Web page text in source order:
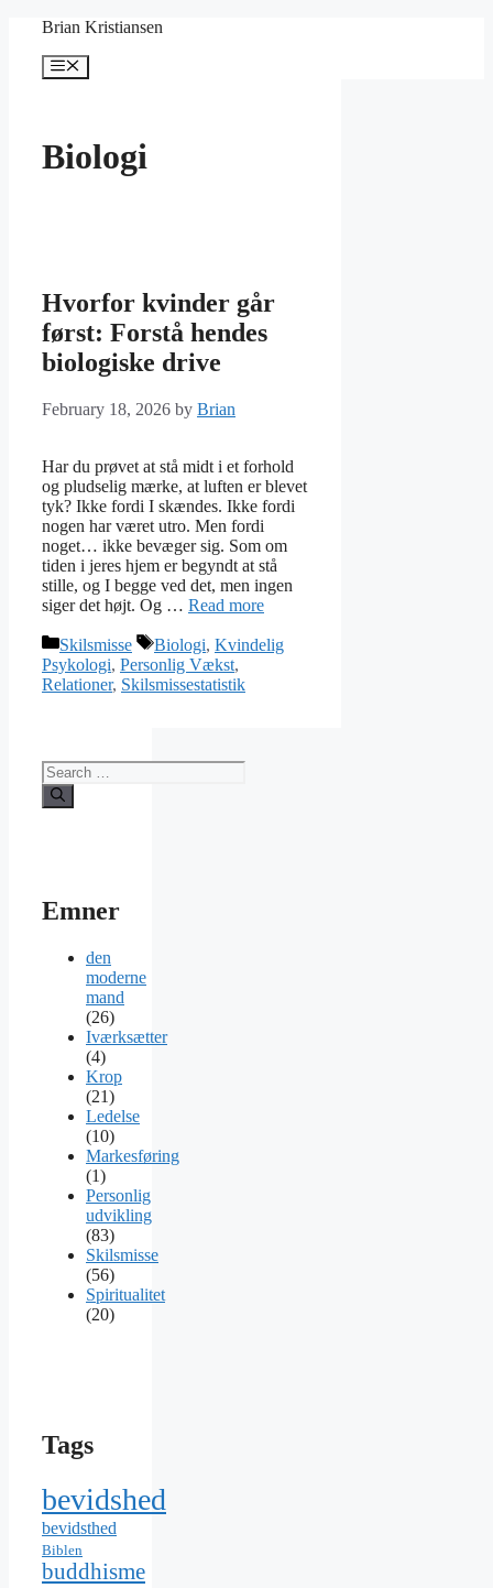
content
Brian Kristiansen
Menu
Biologi
Hvorfor kvinder går
først: Forstå hendes
biologiske drive
February 18, 2026 by Brian
Har du prøvet at stå midt i et forhold
og pludselig mærke, at luften er blevet
tyk? Ikke fordi I skændes. Ikke fordi
nogen har været utro. Men fordi
noget… ikke bevæger sig. Som om
tiden i jeres hjem er begyndt at stå
stille, og I begge ved det, men ingen
siger det højt. Og … Read more
Categories
Skilsmisse Tags
Biologi, Kvindelig
Psykologi, Personlig Vækst,
Relationer, Skilsmissestatistik
Search
for:
Emner
den
moderne
mand
(26)
Iværksætter
(4)
Krop
(21)
Ledelse
(10)
Markesføring
(1)
Personlig
udvikling
(83)
Skilsmisse
(56)
Spiritualitet
(20)
Tags
bevidshed
bevidsthed
Biblen
buddhisme